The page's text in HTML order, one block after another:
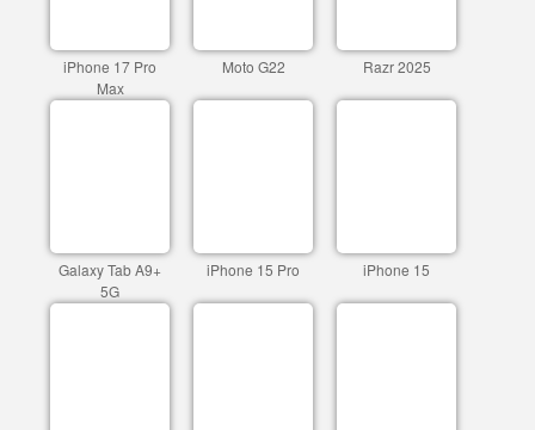
iPhone 17 Pro
Max
Moto G22 Razr 2025
Galaxy Tab A9+
5G
iPhone 15 Pro iPhone 15